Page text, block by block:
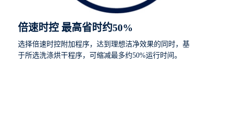
倍速时控 最高省时约50%
选择倍速时控附加程序，达到理想洁净效果的同时，基
于所选洗涤烘干程序，可缩减最多约50%运行时间。